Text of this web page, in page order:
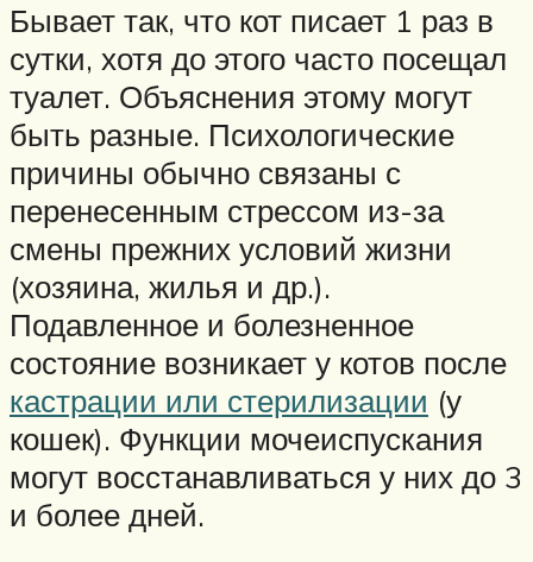
Бывает так, что кот писает 1 раз в
сутки, хотя до этого часто посещал
туалет. Объяснения этому могут
быть разные. Психологические
причины обычно связаны с
перенесенным стрессом из-за
смены прежних условий жизни
(хозяина, жилья и др.).
Подавленное и болезненное
состояние возникает у котов после
кастрации или стерилизации (у
кошек). Функции мочеиспускания
могут восстанавливаться у них до 3
и более дней.